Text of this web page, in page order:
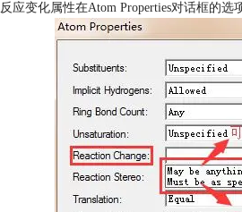
反应变化属性在Atom Properties对话框的选